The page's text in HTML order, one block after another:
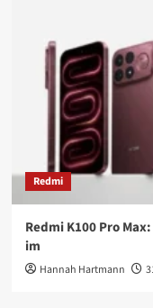
Redmi
Redmi K100 Pro
im
Hannah Hartmann